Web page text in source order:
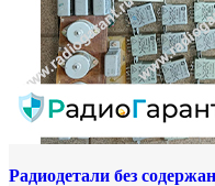
Радиодетали без